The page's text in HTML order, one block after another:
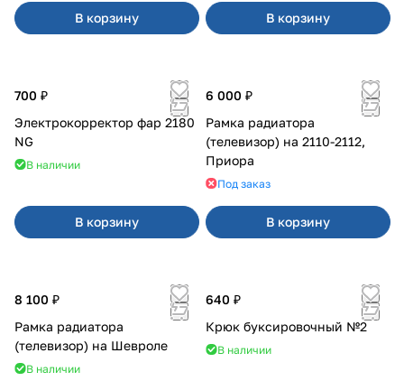
В корзину В корзину
700 ₽
Электрокорректор фар 2180
NG
В наличии
В корзину
6 000 ₽
Рамка радиатора
(телевизор) на 2110-2112,
Приора
Под заказ
В корзину
8 100 ₽
Рамка радиатора
(телевизор) на Шевроле
В наличии
640 ₽
Крюк буксировочный №2
В наличии